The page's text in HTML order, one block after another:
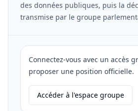
des données publiques, puis la
transmise par le groupe
Connectez-vous avec un accès
proposer une position officielle.
Accéder à l'espace groupe